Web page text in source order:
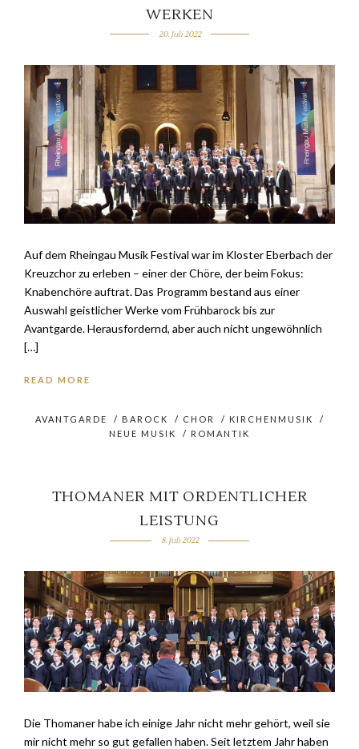
WERKEN
20. Juli 2022
Auf dem Rheingau Musik Festival war im Kloster Eberbach der
Kreuzchor zu erleben – einer der Chöre, der beim Fokus:
Knabenchöre auftrat. Das Programm bestand aus einer
Auswahl geistlicher Werke vom Frühbarock bis zur
Avantgarde. Herausfordernd, aber auch nicht ungewöhnlich
[…]
READ MORE
AVANTGARDE / BAROCK / CHOR / KIRCHENMUSIK
/
NEUE MUSIK
/ ROMANTIK
THOMANER MIT ORDENTLICHER
LEISTUNG
8. Juli 2022
Die Thomaner habe ich einige Jahr nicht mehr gehört, weil sie
mir nicht mehr so gut gefallen haben. Seit letztem Jahr haben